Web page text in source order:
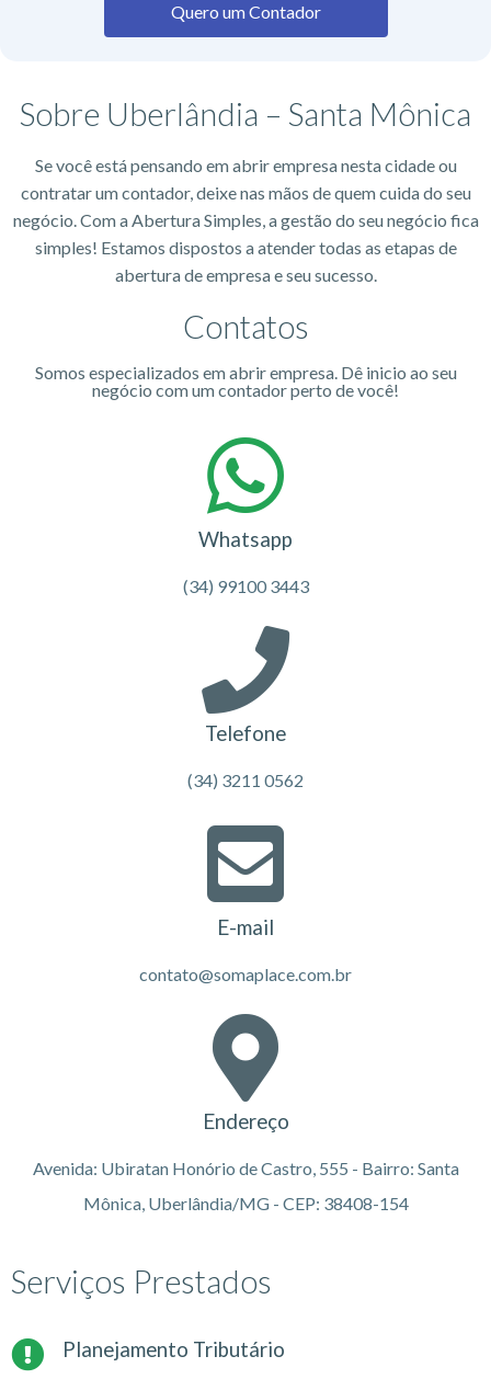
Quero um Contador
Sobre Uberlândia – Santa Mônica
Se você está pensando em abrir empresa nesta cidade ou
contratar um contador, deixe nas mãos de quem cuida do seu
negócio. Com a Abertura Simples, a gestão do seu negócio fica
simples! Estamos dispostos a atender todas as etapas de
abertura de empresa e seu sucesso.
Contatos
Somos especializados em abrir empresa. Dê inicio ao seu
negócio com um contador perto de você!
Whatsapp
(34) 99100 3443
Telefone
(34) 3211 0562
E-mail
contato@somaplace.com.br
Endereço
Avenida: Ubiratan Honório de Castro, 555 - Bairro: Santa
Mônica, Uberlândia/MG - CEP: 38408-154
Serviços Prestados
Planejamento Tributário